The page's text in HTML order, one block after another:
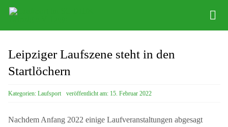
Zum
Training
Veranstaltungen
Leipziger Laufszene steht in den
Startlöchern
Kategorien: Laufsport veröffentlicht am: 15. Februar 2022
Nachdem Anfang 2022 einige Laufveranstaltungen abgesagt